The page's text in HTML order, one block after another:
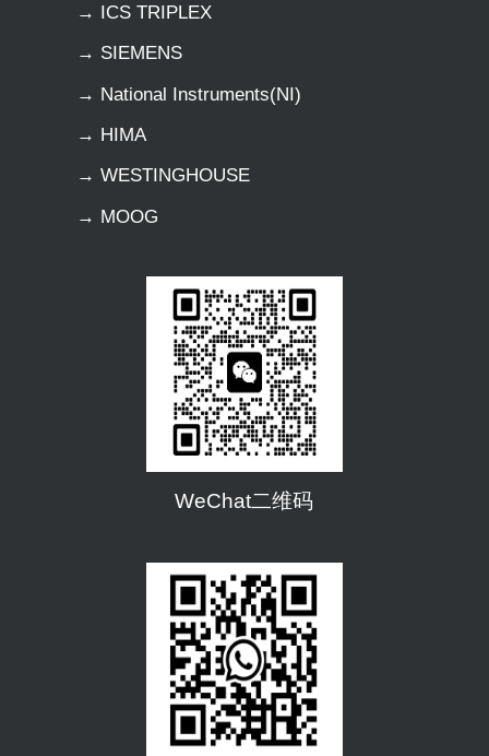
→ ICS TRIPLEX
→ SIEMENS
→ National Instruments(NI)
→ HIMA
→ WESTINGHOUSE
→ MOOG
WeChat二维码